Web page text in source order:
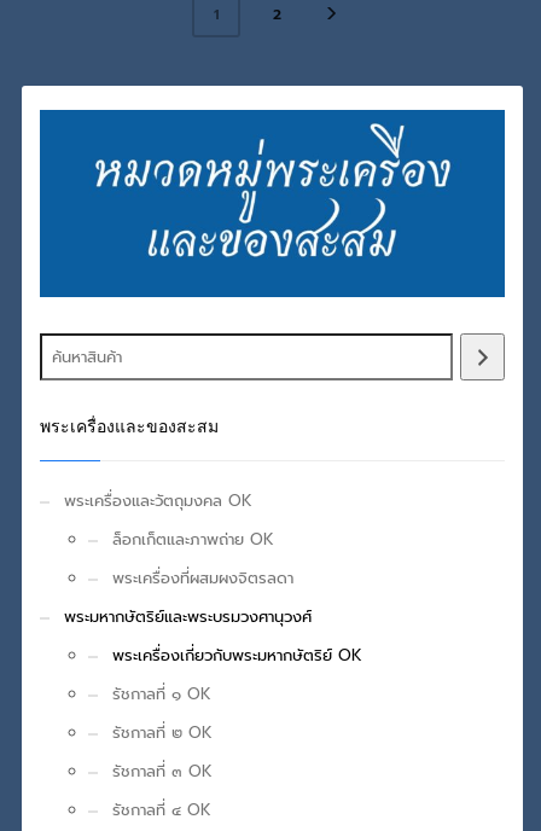
1 2
พระเครื่องและของสะสม
พระเครื่องและวัตถุมงคล OK
ล็อกเก็ตและภาพถ่าย OK
พระเครื่องที่ผสมผงจิตรลดา
พระมหากษัตริย์และพระบรมวงศานุวงศ์
พระเครื่องเกี่ยวกับพระมหากษัตริย์ OK
รัชกาลที่ ๑ OK
รัชกาลที่ ๒ OK
รัชกาลที่ ๓ OK
รัชกาลที่ ๔ OK